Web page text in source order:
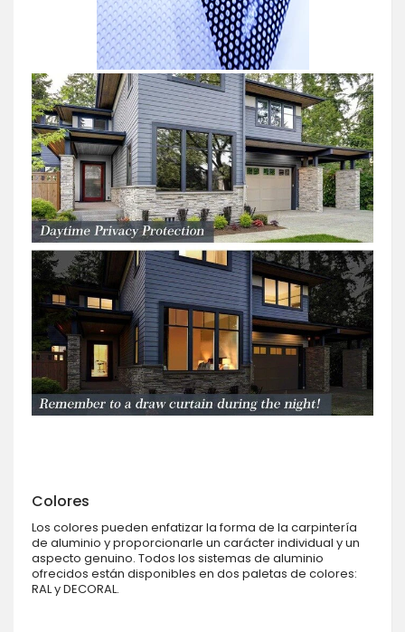
Colores
Los colores pueden enfatizar la forma de la carpintería
de aluminio y proporcionarle un carácter individual y un
aspecto genuino. Todos los sistemas de aluminio
ofrecidos están disponibles en dos paletas de colores:
RAL y DECORAL.